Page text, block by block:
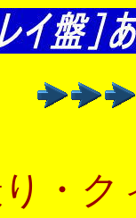
り・